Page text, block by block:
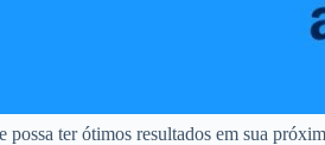
ter ótimos resultados em sua